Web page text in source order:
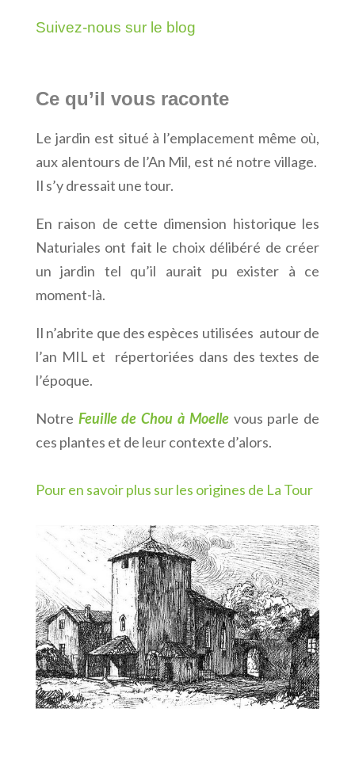
Suivez-nous sur le blog
Ce qu’il vous raconte
Le jardin est situé à l’emplacement même où,
aux alentours de l’An Mil, est né notre village.
Il s’y dressait une tour.
En raison de cette dimension historique les
Naturiales ont fait le choix délibéré de créer
un jardin tel qu’il aurait pu exister à ce
moment-là.
Il n’abrite que des espèces utilisées autour de
l’an MIL et répertoriées dans des textes de
l’époque.
Notre Feuille deChou à Moellevous parle de
ces plantes et de leur contexte d’alors.
Pour en savoir plus sur les origines de La Tour